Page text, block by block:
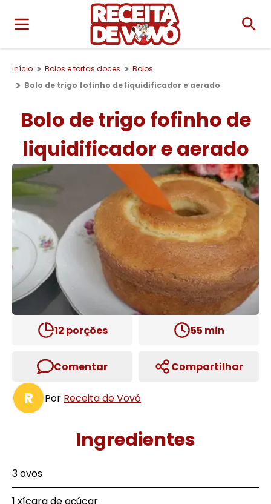
início Bolos e tortas doces
Bolos
Bolo de trigo fofinho de liquidificador e aerado
Bolo de trigo fofinho de
liquidificador e aerado
12 porções 55 min
Comentar Compartilhar
R Por Receita de Vovó
Ingredientes
3 ovos